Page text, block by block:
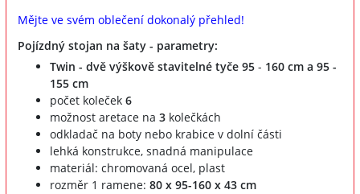
Mějte ve svém oblečení dokonalý přehled!
Pojízdný stojan na šaty - parametry:
Twin - dvě výškově stavitelné tyče 95 - 160 cm a 95 -
155 cm
počet koleček 6
možnost aretace na 3 kolečkách
odkladač na boty nebo krabice v dolní části
lehká konstrukce, snadná manipulace
materiál: chromovaná ocel, plast
rozměr 1 ramene: 80 x 95-160 x 43 cm